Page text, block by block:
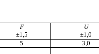
F
±1,5
U
±1,0
5 3,0